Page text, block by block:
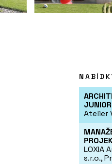
Atelier
LOXIA
s.r.o.,